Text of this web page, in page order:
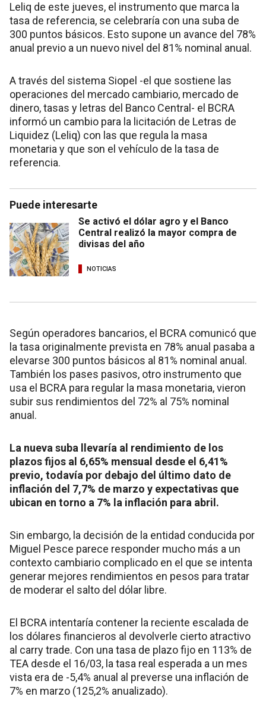
Leliq de este jueves, el instrumento que marca la
tasa de referencia, se celebraría con una suba de
300 puntos básicos. Esto supone un avance del 78%
anual previo a un nuevo nivel del 81% nominal anual.
A través del sistema Siopel -el que sostiene las
operaciones del mercado cambiario, mercado de
dinero, tasas y letras del Banco Central- el BCRA
informó un cambio para la licitación de Letras de
Liquidez (Leliq) con las que regula la masa
monetaria y que son el vehículo de la tasa de
referencia.
Puede interesarte
Se activó el dólar agro y el Banco
Central realizó la mayor compra de
divisas del año
NOTICIAS
Según operadores bancarios, el BCRA comunicó que
la tasa originalmente prevista en 78% anual pasaba a
elevarse 300 puntos básicos al 81% nominal anual.
También los pases pasivos, otro instrumento que
usa el BCRA para regular la masa monetaria, vieron
subir sus rendimientos del 72% al 75% nominal
anual.
La nueva suba llevaría al rendimiento de los
plazos fijos al 6,65% mensual desde el 6,41%
previo, todavía por debajo del último dato de
inflación del 7,7% de marzo y expectativas que
ubican en torno a 7% la inflación para abril.
Sin embargo, la decisión de la entidad conducida por
Miguel Pesce parece responder mucho más a un
contexto cambiario complicado en el que se intenta
generar mejores rendimientos en pesos para tratar
de moderar el salto del dólar libre.
El BCRA intentaría contener la reciente escalada de
los dólares financieros al devolverle cierto atractivo
al carry trade. Con una tasa de plazo fijo en 113% de
TEA desde el 16/03, la tasa real esperada a un mes
vista era de -5,4% anual al preverse una inflación de
7% en marzo (125,2% anualizado).